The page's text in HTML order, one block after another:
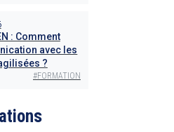
: Comment
avec les
?
#FORMATION